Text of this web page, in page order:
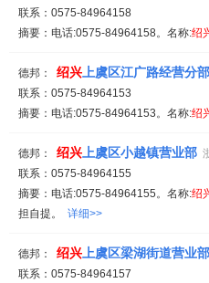
联系：0575-84964158
摘要：电话:0575-84964158。名称:绍
德邦： 绍兴 上虞区江广路经营分部
联系：0575-84964153
摘要：电话:0575-84964153。名称:绍
德邦： 绍兴 上虞区小越镇营业部
联系：0575-84964155
摘要：电话:0575-84964155。名称:绍
担自提。 详细>>
德邦： 绍兴 上虞区梁湖街道营业部
联系：0575-84964157